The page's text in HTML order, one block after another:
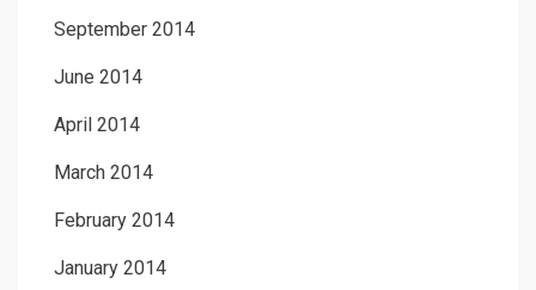
September 2014
June 2014
April 2014
March 2014
February 2014
January 2014